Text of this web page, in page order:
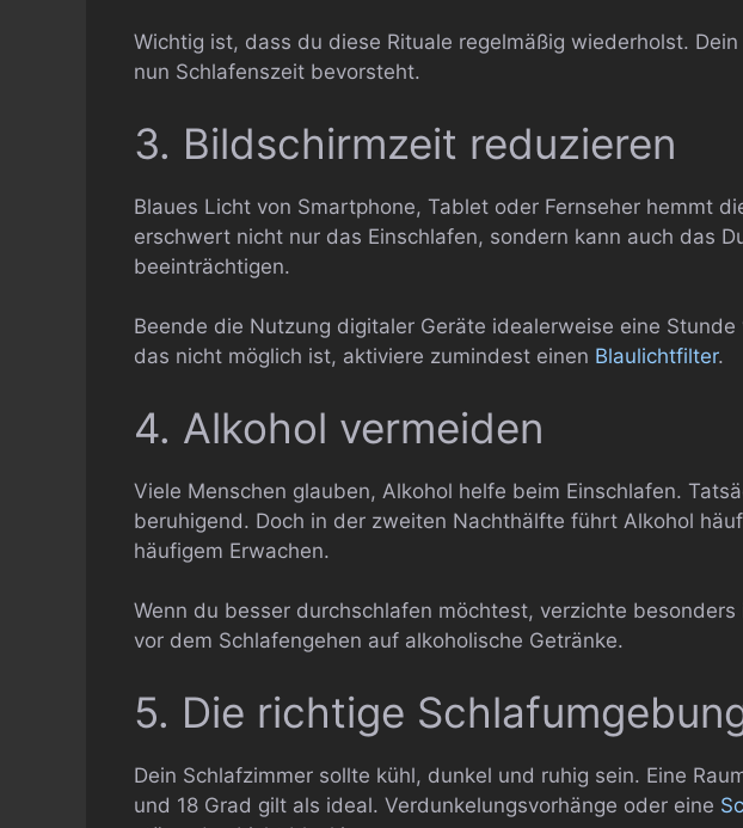
Wichtig ist, dass du diese Rituale regelmäßig wiederholst.
nun Schlafenszeit bevorsteht.
3. Bildschirmzeit reduzieren
Blaues Licht von Smartphone, Tablet oder Fernseher hemmt
erschwert nicht nur das Einschlafen, sondern kann auch das
beeinträchtigen.
Beende die Nutzung digitaler Geräte idealerweise eine
das nicht möglich ist, aktiviere zumindest einen Blaulichtfilter.
4. Alkohol vermeiden
Viele Menschen glauben, Alkohol helfe beim Einschlafen.
beruhigend. Doch in der zweiten Nachthälfte führt Alkohol
häufigem Erwachen.
Wenn du besser durchschlafen möchtest, verzichte
vor dem Schlafengehen auf alkoholische Getränke.
5. Die richtige
Dein Schlafzimmer sollte kühl, dunkel und ruhig sein. Eine
und 18 Grad gilt als ideal. Verdunkelungsvorhänge oder eine